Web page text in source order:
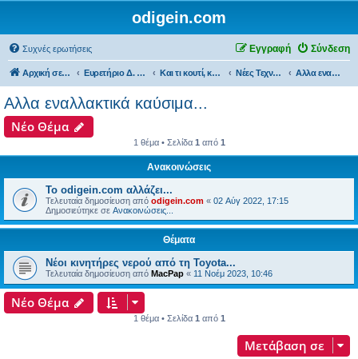
odigein.com
Συχνές ερωτήσεις Σύνδεση
Εγγραφή
Αρχική σελίδα Ευρετήριο Δ. Συζήτησης Και τι κουτί, κουτί... τώρα και η οδήγηση καινούργια σε κουτί... Νέες Τεχνολογίες και εφαρμογές... Αλλα εναλλακτικά καύσιμα...
Αλλα εναλλακτικά καύσιμα...
Νέο Θέμα
1 θέμα • Σελίδα 1 από 1
Ανακοινώσεις
Το odigein.com αλλάζει...
Τελευταία δημοσίευση από odigein.com « 02 Αύγ 2022, 17:15
Δημοσιεύτηκε σε Ανακοινώσεις...
Θέματα
Νέοι κινητήρες νερού από τη Toyota...
Τελευταία δημοσίευση από MacPap « 11 Νοέμ 2023, 10:46
Νέο Θέμα
1 θέμα • Σελίδα 1 από 1
Μετάβαση σε